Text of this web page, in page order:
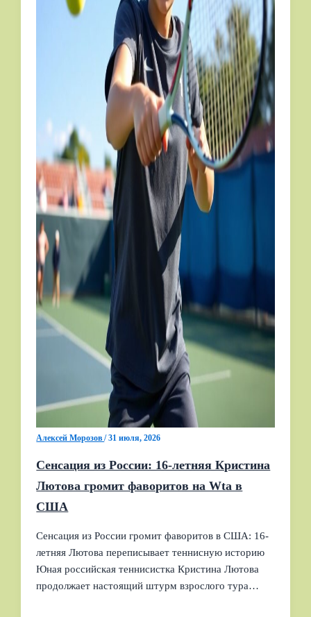
Алексей Морозов/31 июля, 2026
Сенсация из России: 16-летняя Кристина
Лютова громит фаворитов на Wta в
США
Сенсация из России громит фаворитов в США: 16-
летняя Лютова переписывает теннисную историю
Юная российская теннисистка Кристина Лютова
продолжает настоящий штурм взрослого тура…